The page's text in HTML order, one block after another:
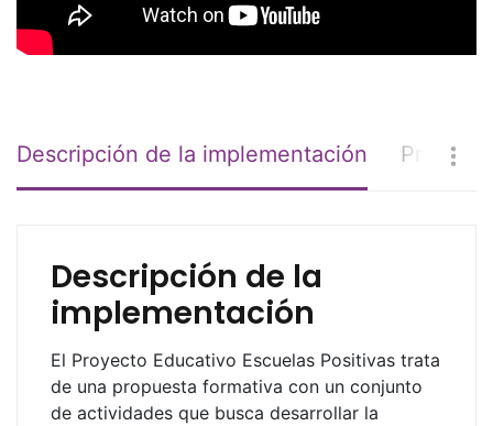
Descripción de la implementación
Descripción de la
implementación
El Proyecto Educativo Escuelas Positivas trata
de una propuesta formativa con un conjunto
de actividades que busca desarrollar la